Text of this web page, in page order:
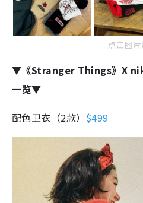
▼《Stranger Things》X
配色卫衣（2款）$499